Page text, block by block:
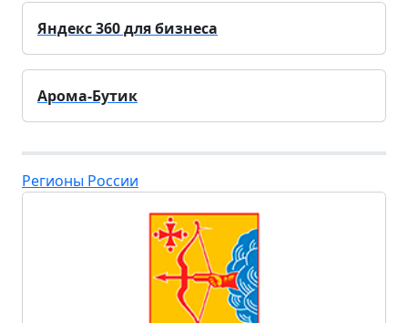
Яндекс 360 для бизнеса
Арома-Бутик
Регионы России